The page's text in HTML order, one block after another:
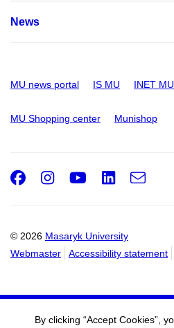
News
MU news portal IS MU INET MU
MU Shopping center Munishop
© 2026 Masaryk University
Webmaster
Accessibility statement
Facebook
Instagram
Youtube
e-
By clicking “Accept Cookies”,